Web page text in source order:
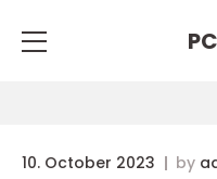
10. October 2023 by